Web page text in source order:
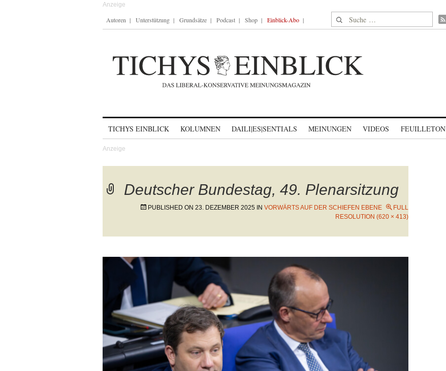
Autoren Unterstützung Grundsätze Podcast Shop Einblick-Abo Suche nach:
TICHYS EINBLICK KOLUMNEN DAILI|ES|SENTIALS MEINUNGEN VIDEOS FEUILLETON
Deutscher Bundestag, 49. Plenarsitzung
PUBLISHED ON 23. DEZEMBER 2025 IN VORWÄRTS AUF DER SCHIEFEN EBENE
FULL
RESOLUTION (620 × 413)